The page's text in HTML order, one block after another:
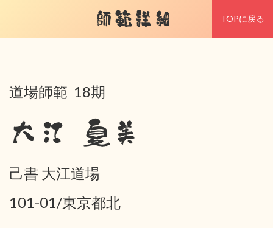
師範詳細 TOPに戻る
道場師範 18期
大江 夏美
己書 大江道場
101-01/東京都北